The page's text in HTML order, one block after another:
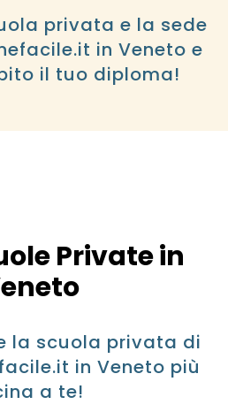
privata e la sede
in Veneto e
il tuo diploma!
Private in
la scuola privata di
in Veneto più
a te!